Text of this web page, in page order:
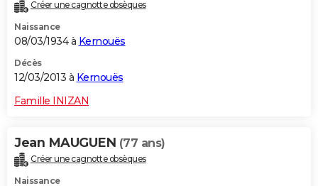
Créer une cagnotte obsèques
Naissance
08/03/1934 à Kernouës
Décès
12/03/2013 à Kernouës
Famille INIZAN
Jean MAUGUEN (77 ans)
Créer une cagnotte obsèques
Naissance